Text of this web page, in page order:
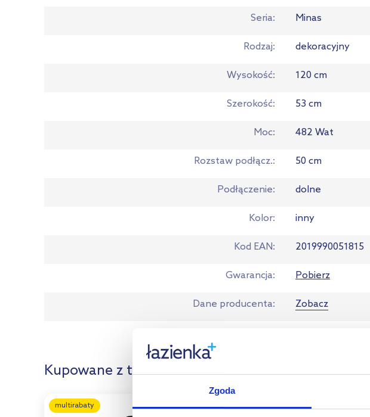
Zgoda
Seria Minas
Rodzaj dekoracyjny
Wysokość 120 cm
Szerokość 53 cm
Moc 482 Wat
Rozstaw podłącz. 50 cm
Podłączenie dolne
Kolor inny
Kod EAN 2019990051815
Gwarancja Pobierz
Dane producenta Zobacz
Kupowane z tym produktem:
multirabaty